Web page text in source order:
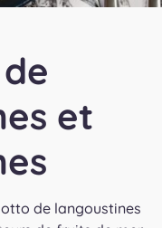
et
de langoustines